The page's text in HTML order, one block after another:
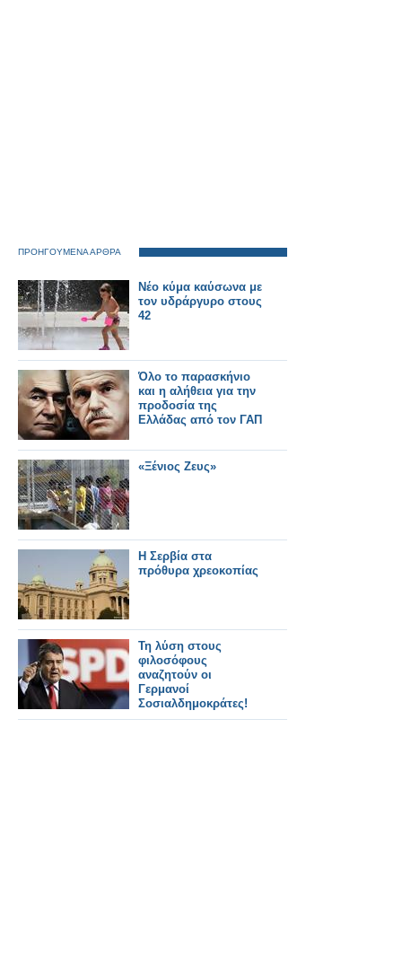
ΠΡΟΗΓΟΥΜΕΝΑ ΑΡΘΡΑ
Νέο κύμα καύσωνα με
τον υδράργυρο στους
42
Όλο το παρασκήνιο
και η αλήθεια για την
προδοσία της
Ελλάδας από τον ΓΑΠ
«Ξένιος Ζευς»
Η Σερβία στα
πρόθυρα χρεοκοπίας
Τη λύση στους
φιλοσόφους
αναζητούν οι
Γερμανοί
Σοσιαλδημοκράτες!